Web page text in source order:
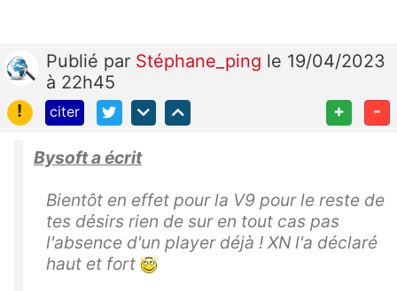
Publié par Stéphane_ping le 19/04/2023
à 22h45
!
citer + -
Bysoft a écrit
Bientôt en effet pour la V9 pour le reste de
tes désirs rien de sur en tout cas pas
l'absence d'un player déjà ! XN l'a déclaré
haut et fort